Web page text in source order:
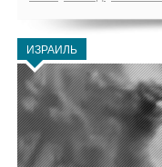
ИЗРАИЛЬ